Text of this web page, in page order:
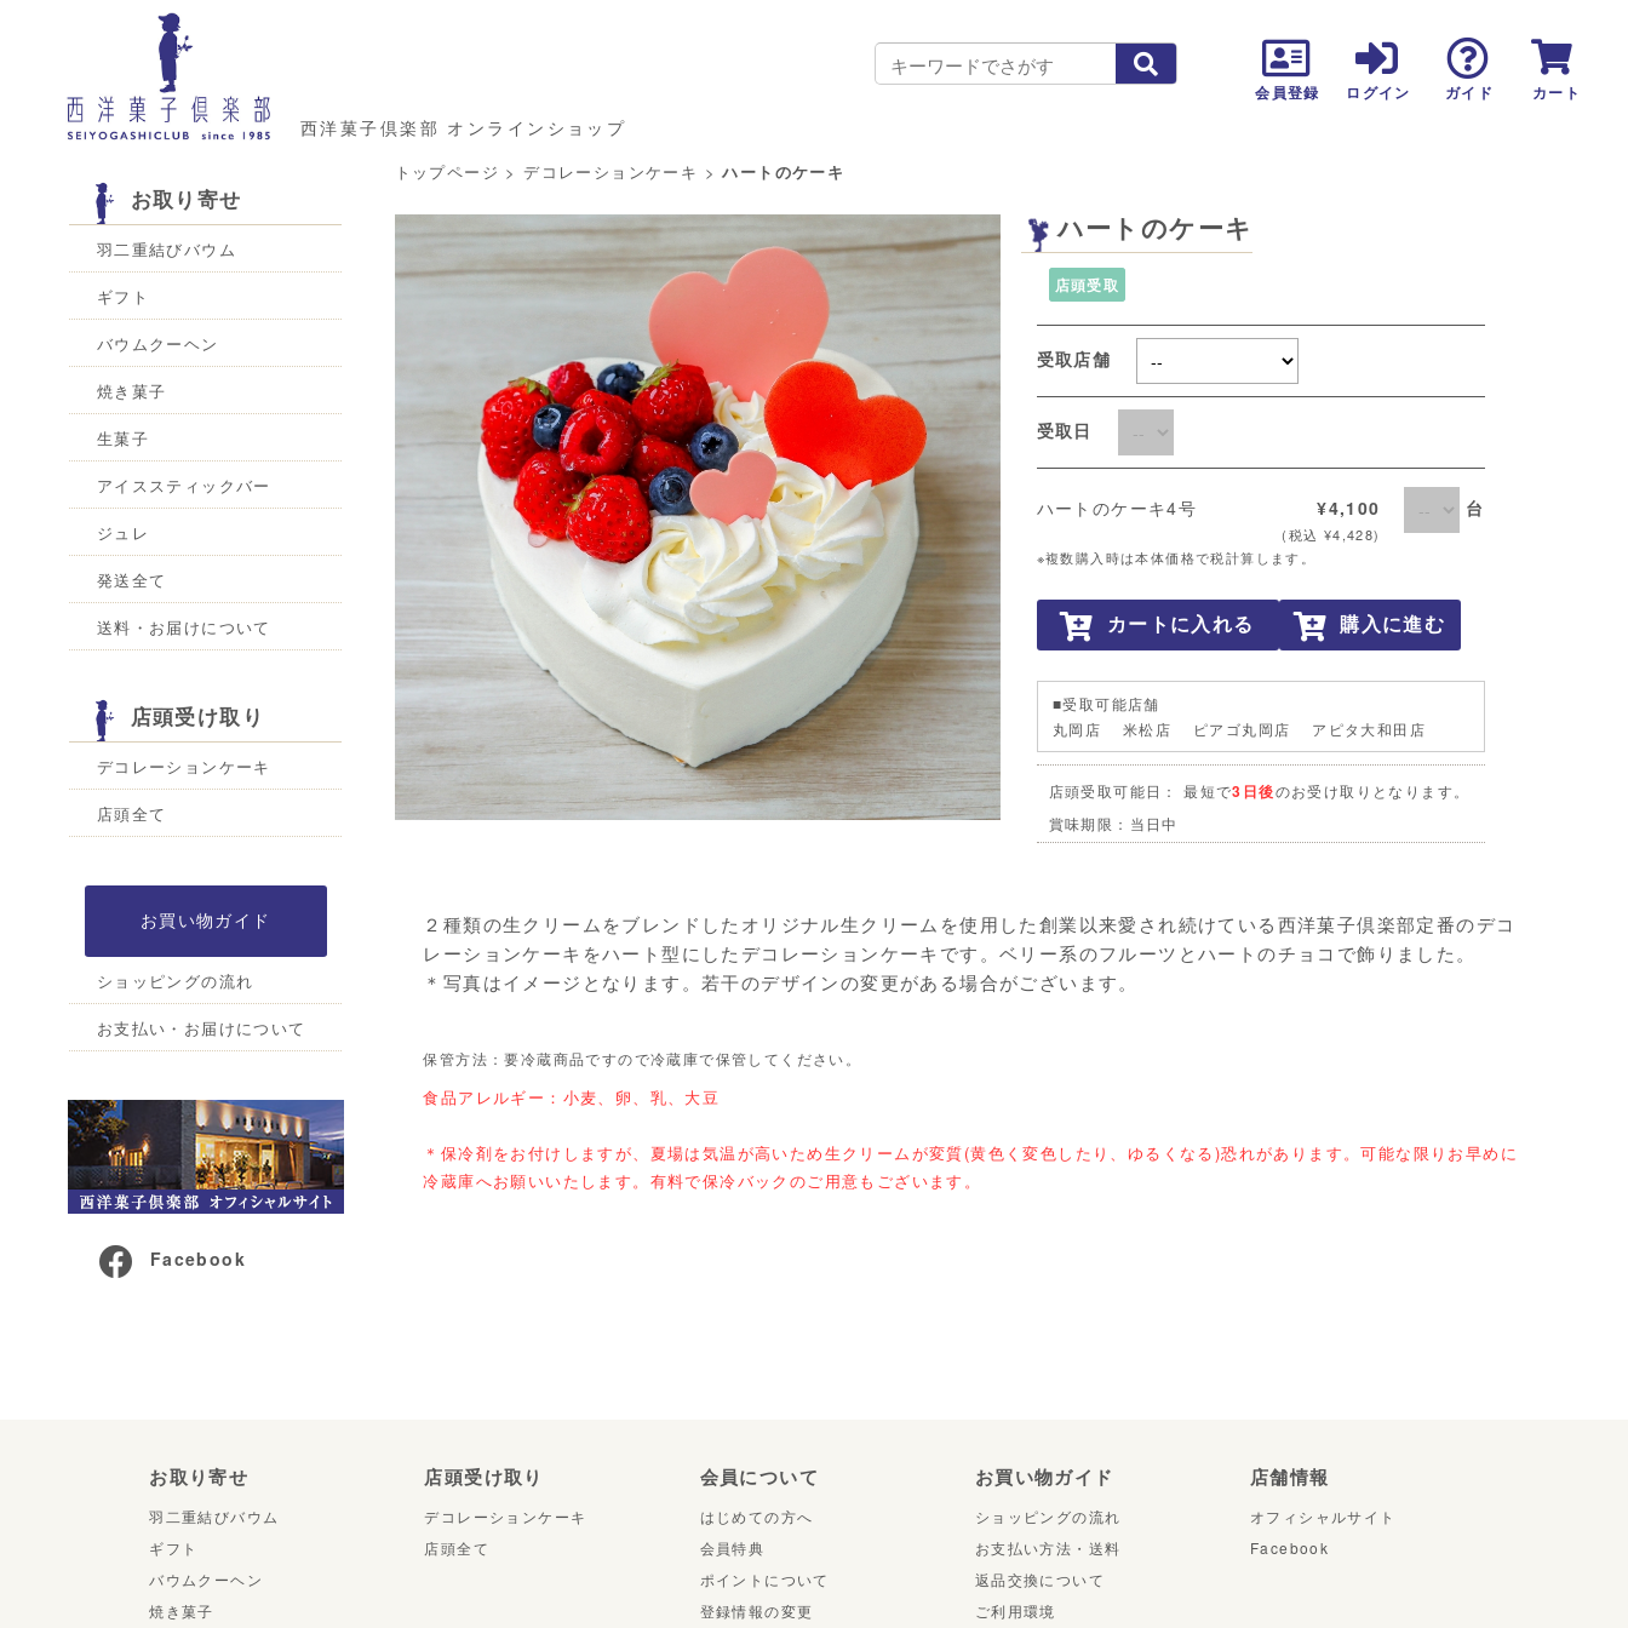
会員登録 ログイン ガイド カート
西洋菓子倶楽部 オンラインショップ
お取り寄せ
羽二重結びバウム
ギフト
バウムクーヘン
焼き菓子
生菓子
アイススティックバー
ジュレ
発送全て
送料・お届けについて
店頭受け取り
デコレーションケーキ
店頭全て
お買い物ガイド
ショッピングの流れ
お支払い・お届けについて
Facebook
トップページ >デコレーションケーキ >ハートのケーキ
ハートのケーキ
店頭受取
受取店舗
受取日
ハートのケーキ4号 ¥4,100
(税込 ¥4,428)
台
※複数購入時は本体価格で税計算します。
カートに入れる 購入に進む
■受取可能店舗
丸岡店 米松店 ピアゴ丸岡店 アピタ大和田店
店頭受取可能日： 最短で3日後のお受け取りとなります。
賞味期限：当日中
２種類の生クリームをブレンドしたオリジナル生クリームを使用した創業以来愛され続けている西洋菓子倶楽部定番のデコ
レーションケーキをハート型にしたデコレーションケーキです。ベリー系のフルーツとハートのチョコで飾りました。
＊写真はイメージとなります。若干のデザインの変更がある場合がございます。
保管方法：要冷蔵商品ですので冷蔵庫で保管してください。
食品アレルギー：小麦、卵、乳、大豆
＊保冷剤をお付けしますが、夏場は気温が高いため生クリームが変質(黄色く変色したり、ゆるくなる)恐れがあります。可能な限りお早めに
冷蔵庫へお願いいたします。有料で保冷バックのご用意もございます。
お取り寄せ
羽二重結びバウム
ギフト
バウムクーヘン
焼き菓子
店頭受け取り
デコレーションケーキ
店頭全て
会員について
はじめての方へ
会員特典
ポイントについて
登録情報の変更
お買い物ガイド
ショッピングの流れ
お支払い方法・送料
返品交換について
ご利用環境
店舗情報
オフィシャルサイト
Facebook